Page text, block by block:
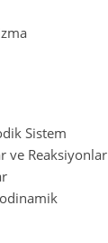
Sistem
ve Reaksiyonlar